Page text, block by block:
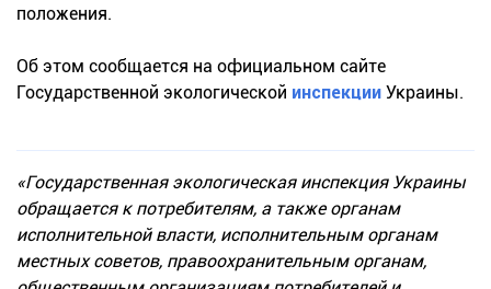
положения.
Об этом сообщается на официальном сайте
Государственной экологической инспекции Украины.
«Государственная экологическая инспекция Украины
обращается к потребителям, а также органам
исполнительной власти, исполнительным органам
местных советов, правоохранительным органам,